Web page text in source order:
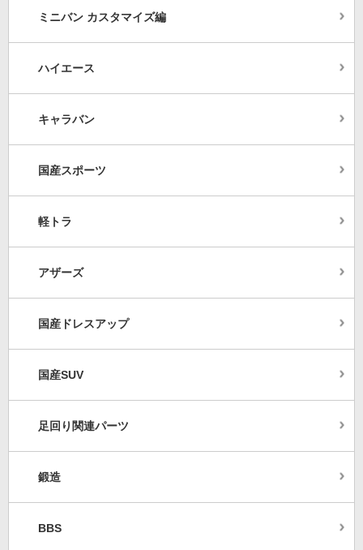
ミニバン カスタマイズ編
ハイエース
キャラバン
国産スポーツ
軽トラ
アザーズ
国産ドレスアップ
国産SUV
足回り関連パーツ
鍛造
BBS